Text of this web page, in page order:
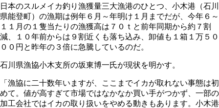
日本のスルメイカ釣り漁獲量三大漁港のひとつ、小木港（石川
県能登町）の漁期は例年６月～年明け１月までだが、今年６～
１１月の１隻当たりの漁獲高は７０ｔと前年同期から約７割
減、１０年前からは９割近くも落ち込み、卸値も１箱１万５０
００円と昨年の３倍に急騰しているのだ。
石川県漁協小木支所の坂東博一氏が現状を明かす。
「漁協に二十数年いますが、ここまでイカが取れない事態は初
めて。値が高すぎて市場ではなかなか買い手がつかず、一部の
加工会社ではイカの取り扱いをやめる動きもあります。小木港